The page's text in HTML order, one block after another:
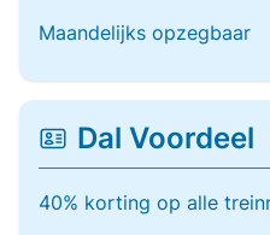
Maandelijks opzegbaar
Dal Voordeel
40% korting op alle